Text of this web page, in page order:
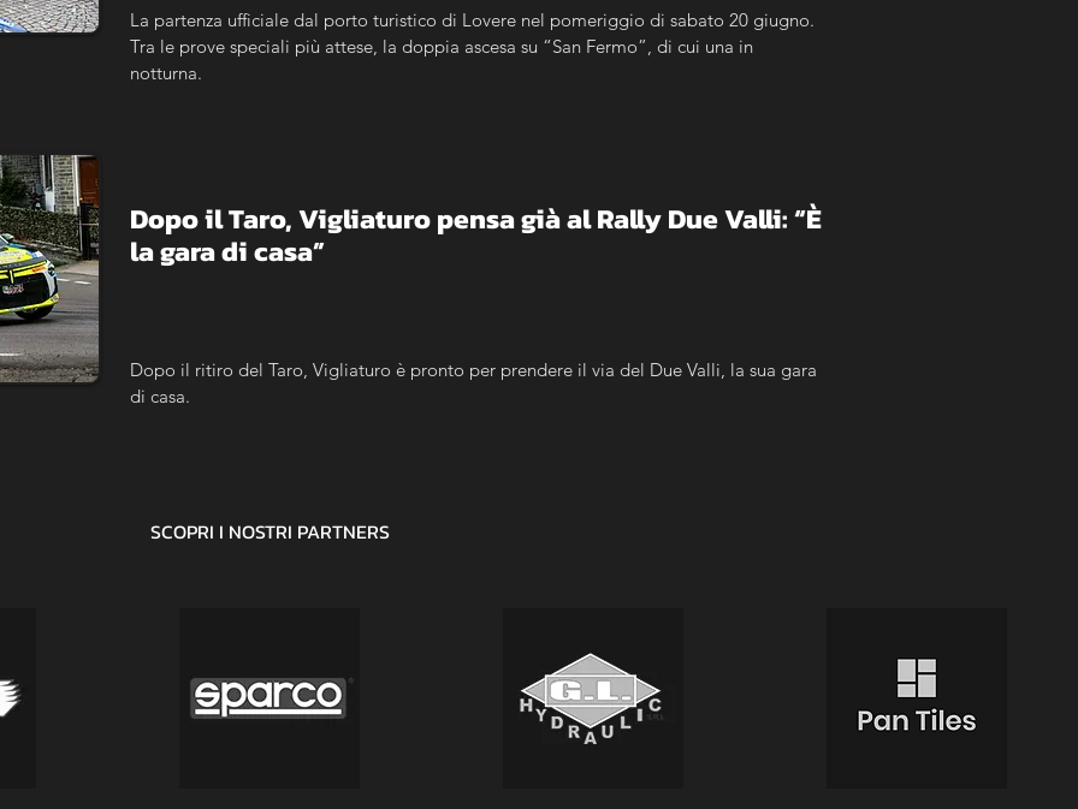
La partenza ufficiale dal porto turistico di Lovere nel pomeriggio di sabato 20 giugno.
Tra le prove speciali più attese, la doppia ascesa su “San Fermo”, di cui una in
notturna.
Dopo il Taro, Vigliaturo pensa già al Rally Due Valli: “È
la gara di casa”
Dopo il ritiro del Taro, Vigliaturo è pronto per prendere il via del Due Valli, la sua gara
di casa.
SCOPRI I NOSTRI PARTNERS